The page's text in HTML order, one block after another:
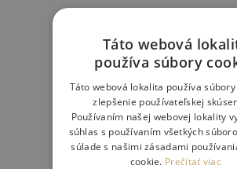
Táto webová
používa súbory
Táto webová lokalita používa
zlepšenie používateľskej
Používaním našej webovej lokality
súhlas s používaním všetkých
súlade s našimi zásadami
cookie. Prečítať viac